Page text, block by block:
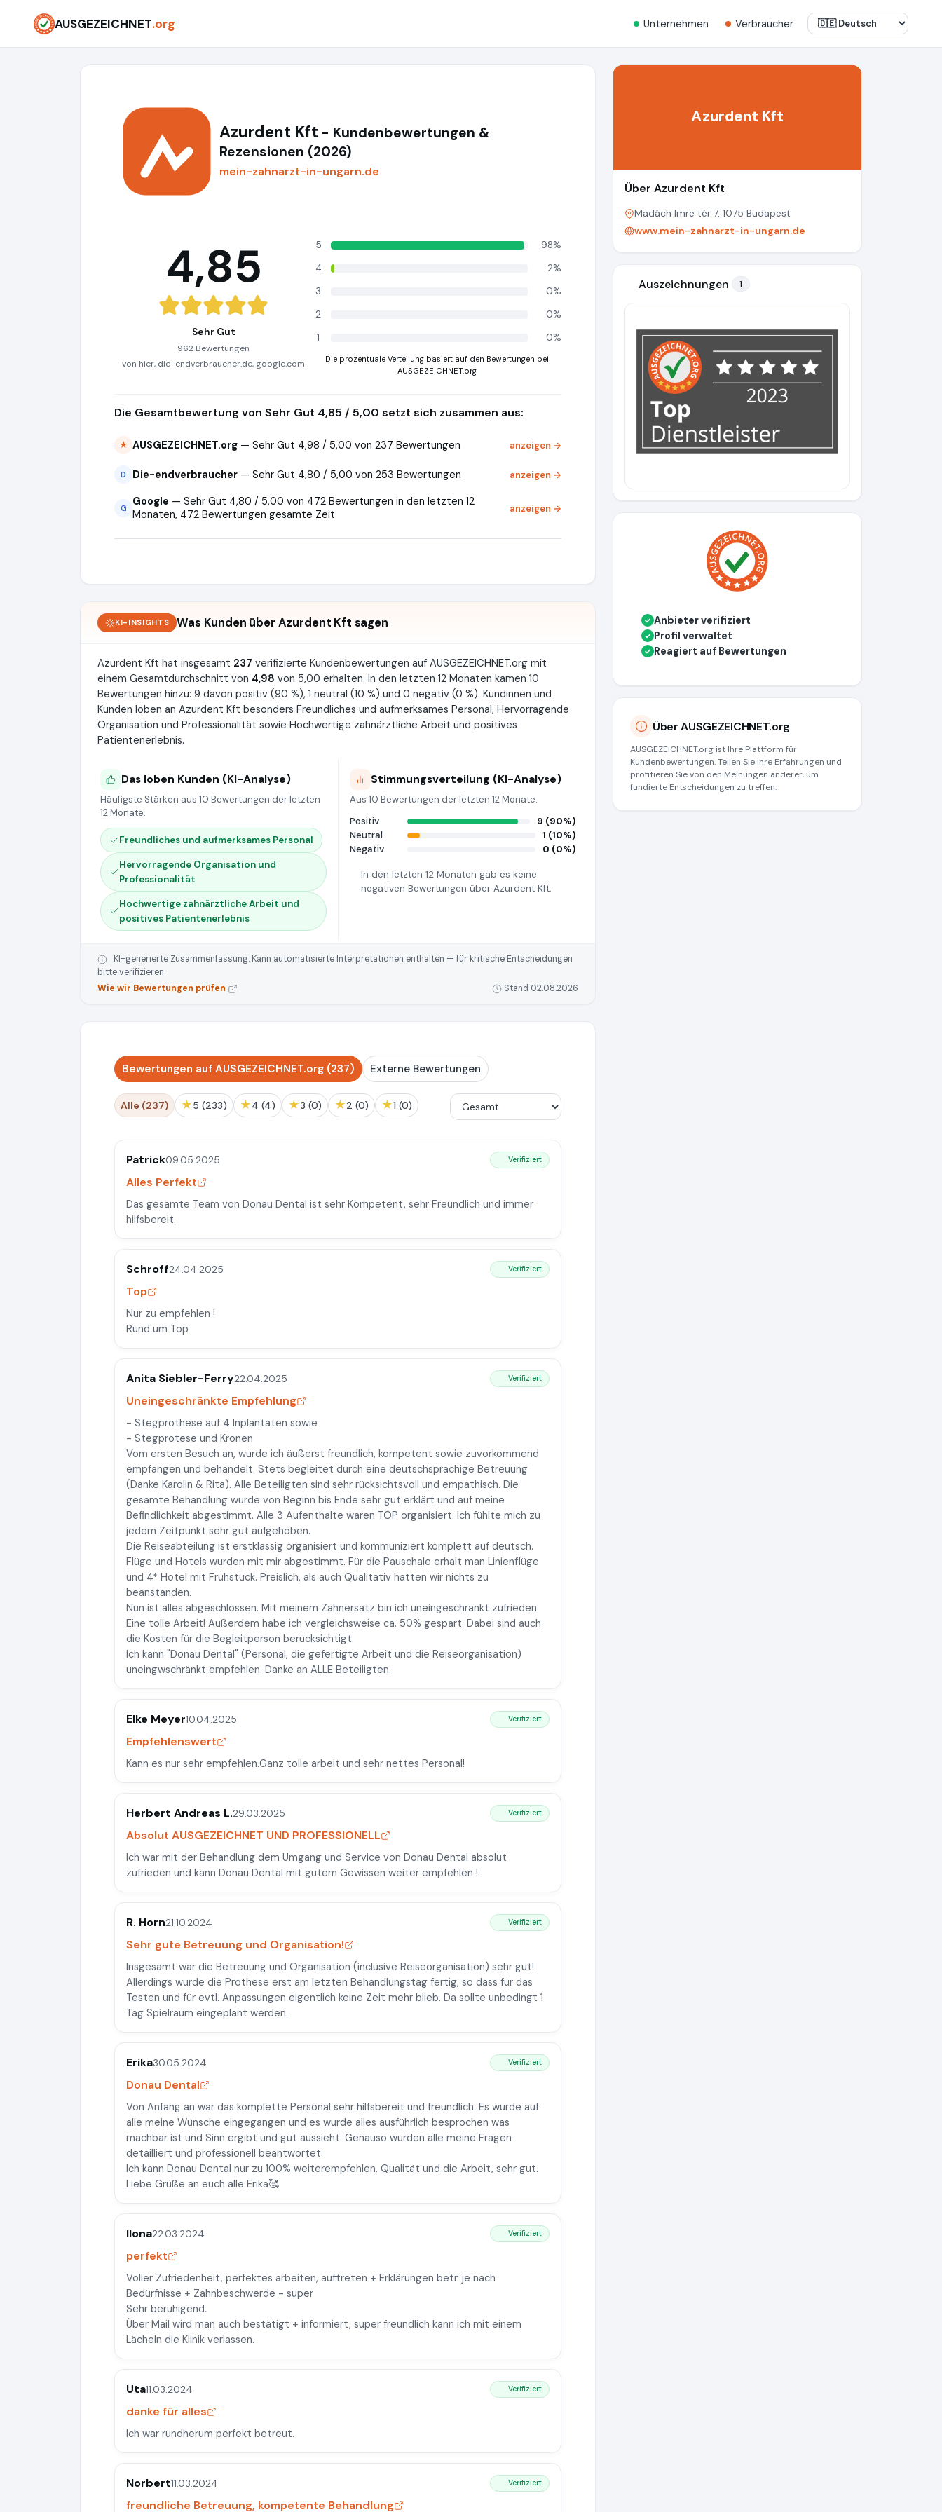
AUSGEZEICHNET.org Unternehmen Verbraucher
Azurdent Kft - Kundenbewertungen &
Rezensionen (2026)
mein-zahnarzt-in-ungarn.de
4,85
Sehr Gut
962 Bewertungen
von hier, die-endverbraucher.de, google.com
5
98%
4
2%
3
0%
2
0%
1
0%
Die prozentuale Verteilung basiert auf den Bewertungen bei
AUSGEZEICHNET.org
Die Gesamtbewertung von Sehr Gut 4,85 / 5,00 setzt sich zusammen aus:
★ AUSGEZEICHNET.org — Sehr Gut 4,98 / 5,00 von 237 Bewertungen anzeigen →
D Die-endverbraucher — Sehr Gut 4,80 / 5,00 von 253 Bewertungen anzeigen →
G Google — Sehr Gut 4,80 / 5,00 von 472 Bewertungen in den letzten 12
Monaten, 472 Bewertungen gesamte Zeit
anzeigen →
KI-INSIGHTS Was Kunden über Azurdent Kft sagen
Azurdent Kft hat insgesamt 237 verifizierte Kundenbewertungen auf AUSGEZEICHNET.org mit
einem Gesamtdurchschnitt von 4,98 von 5,00 erhalten. In den letzten 12 Monaten kamen 10
Bewertungen hinzu: 9 davon positiv (90 %), 1 neutral (10 %) und 0 negativ (0 %). Kundinnen und
Kunden loben an Azurdent Kft besonders Freundliches und aufmerksames Personal, Hervorragende
Organisation und Professionalität sowie Hochwertige zahnärztliche Arbeit und positives
Patientenerlebnis.
Das loben Kunden (KI-Analyse)
Häufigste Stärken aus 10 Bewertungen der letzten
12 Monate.
Freundliches und aufmerksames Personal
Hervorragende Organisation und
Professionalität
Hochwertige zahnärztliche Arbeit und
positives Patientenerlebnis
Stimmungsverteilung (KI-Analyse)
Aus 10 Bewertungen der letzten 12 Monate.
Positiv
9 (90%)
Neutral
1 (10%)
Negativ
0 (0%)
In den letzten 12 Monaten gab es keine
negativen Bewertungen über Azurdent Kft.
KI-generierte Zusammenfassung. Kann automatisierte Interpretationen enthalten — für kritische Entscheidungen
bitte verifizieren.
Wie wir Bewertungen prüfen
Stand 02.08.2026
Bewertungen auf AUSGEZEICHNET.org (237) Externe Bewertungen
Alle (237) ★ 5 (233) ★ 4 (4) ★ 3 (0) ★ 2 (0) ★ 1 (0)
Patrick09.05.2025 Verifiziert
Alles Perfekt
Das gesamte Team von Donau Dental ist sehr Kompetent, sehr Freundlich und immer
hilfsbereit.
Schroff24.04.2025 Verifiziert
Top
Nur zu empfehlen !
Rund um Top
Anita Siebler-Ferry22.04.2025 Verifiziert
Uneingeschränkte Empfehlung
- Stegprothese auf 4 Inplantaten sowie
- Stegprotese und Kronen
Vom ersten Besuch an, wurde ich äußerst freundlich, kompetent sowie zuvorkommend
empfangen und behandelt. Stets begleitet durch eine deutschsprachige Betreuung
(Danke Karolin & Rita). Alle Beteiligten sind sehr rücksichtsvoll und empathisch. Die
gesamte Behandlung wurde von Beginn bis Ende sehr gut erklärt und auf meine
Befindlichkeit abgestimmt. Alle 3 Aufenthalte waren TOP organisiert. Ich fühlte mich zu
jedem Zeitpunkt sehr gut aufgehoben.
Die Reiseabteilung ist erstklassig organisiert und kommuniziert komplett auf deutsch.
Flüge und Hotels wurden mit mir abgestimmt. Für die Pauschale erhält man Linienflüge
und 4* Hotel mit Frühstück. Preislich, als auch Qualitativ hatten wir nichts zu
beanstanden.
Nun ist alles abgeschlossen. Mit meinem Zahnersatz bin ich uneingeschränkt zufrieden.
Eine tolle Arbeit! Außerdem habe ich vergleichsweise ca. 50% gespart. Dabei sind auch
die Kosten für die Begleitperson berücksichtigt.
Ich kann "Donau Dental" (Personal, die gefertigte Arbeit und die Reiseorganisation)
uneingwschränkt empfehlen. Danke an ALLE Beteiligten.
Elke Meyer10.04.2025 Verifiziert
Empfehlenswert
Kann es nur sehr empfehlen.Ganz tolle arbeit und sehr nettes Personal!
Herbert Andreas L.29.03.2025 Verifiziert
Absolut AUSGEZEICHNET UND PROFESSIONELL
Ich war mit der Behandlung dem Umgang und Service von Donau Dental absolut
zufrieden und kann Donau Dental mit gutem Gewissen weiter empfehlen !
R. Horn21.10.2024 Verifiziert
Sehr gute Betreuung und Organisation!
Insgesamt war die Betreuung und Organisation (inclusive Reiseorganisation) sehr gut!
Allerdings wurde die Prothese erst am letzten Behandlungstag fertig, so dass für das
Testen und für evtl. Anpassungen eigentlich keine Zeit mehr blieb. Da sollte unbedingt 1
Tag Spielraum eingeplant werden.
Erika30.05.2024 Verifiziert
Donau Dental
Von Anfang an war das komplette Personal sehr hilfsbereit und freundlich. Es wurde auf
alle meine Wünsche eingegangen und es wurde alles ausführlich besprochen was
machbar ist und Sinn ergibt und gut aussieht. Genauso wurden alle meine Fragen
detailliert und professionell beantwortet.
Ich kann Donau Dental nur zu 100% weiterempfehlen. Qualität und die Arbeit, sehr gut.
Liebe Grüße an euch alle Erika🥰
Ilona22.03.2024 Verifiziert
perfekt
Voller Zufriedenheit, perfektes arbeiten, auftreten + Erklärungen betr. je nach
Bedürfnisse + Zahnbeschwerde - super
Sehr beruhigend.
Über Mail wird man auch bestätigt + informiert, super freundlich kann ich mit einem
Lächeln die Klinik verlassen.
Uta11.03.2024 Verifiziert
danke für alles
Ich war rundherum perfekt betreut.
Norbert11.03.2024 Verifiziert
freundliche Betreuung, kompetente Behandlung
Azurdent Kft
Über Azurdent Kft
Madách Imre tér 7, 1075 Budapest
www.mein-zahnarzt-in-ungarn.de
Auszeichnungen 1
✓ Anbieter verifiziert
✓ Profil verwaltet
✓ Reagiert auf Bewertungen
Über AUSGEZEICHNET.org
AUSGEZEICHNET.org ist Ihre Plattform für
Kundenbewertungen. Teilen Sie Ihre Erfahrungen und
profitieren Sie von den Meinungen anderer, um
fundierte Entscheidungen zu treffen.